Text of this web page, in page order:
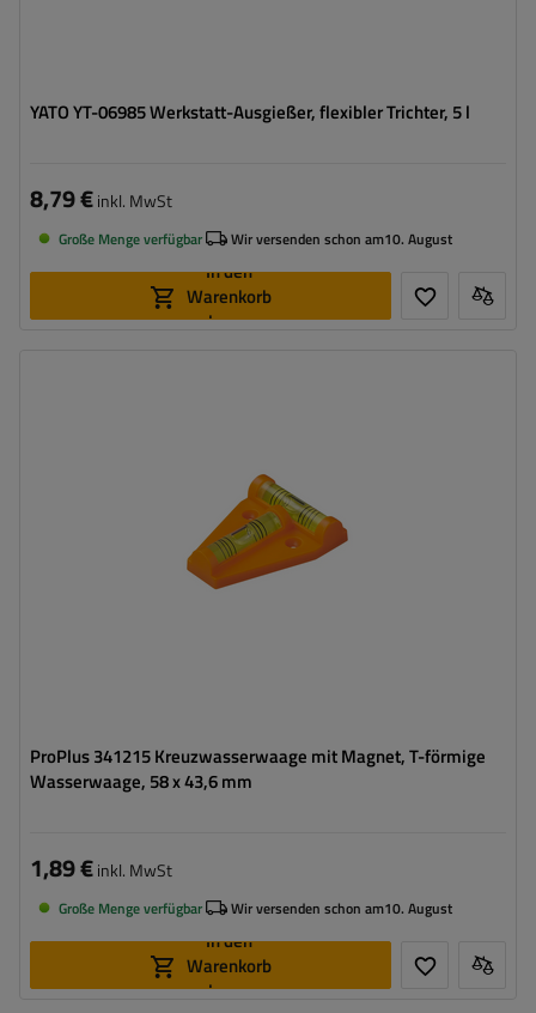
YATO YT-06985 Werkstatt-Ausgießer, flexibler Trichter, 5 l
8,79 €inkl. MwSt
Große Menge verfügbar Wir versenden schon am10. August
In den
Warenkorb
legen
ProPlus 341215 Kreuzwasserwaage mit Magnet, T-förmige
Wasserwaage, 58 x 43,6 mm
1,89 €inkl. MwSt
Große Menge verfügbar Wir versenden schon am10. August
In den
Warenkorb
legen